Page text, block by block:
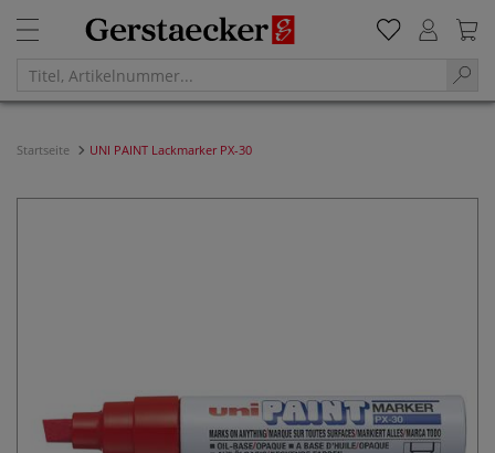
Startseite UNI PAINT Lackmarker PX-30